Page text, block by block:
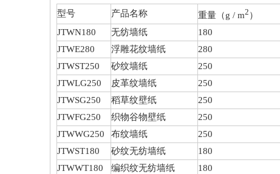
型号 产品名称 重量（g / m2 ）
JTWN180
无纺墙纸 180
JTWE280
浮雕花纹墙纸 280
JTWST250
砂纹墙纸 250
JTWLG250
皮革纹墙纸 250
JTWSG250
稻草纹壁纸 250
JTWFG250
织物谷物壁纸 250
JTWWG250
布纹墙纸 250
JTWST180
砂纹无纺墙纸 180
JTWWT180
编织纹无纺墙纸 180